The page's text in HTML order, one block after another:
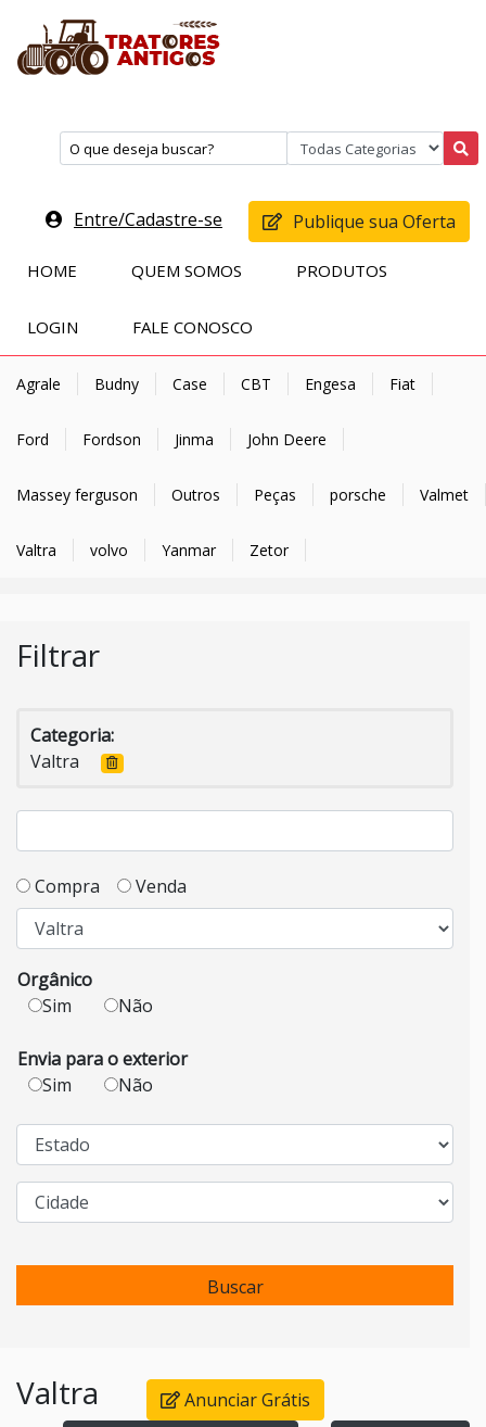
Entre/Cadastre-se Publique sua Oferta
HOME QUEM SOMOS PRODUTOS
LOGIN FALE CONOSCO
Agrale Budny Case CBT Engesa Fiat
Ford Fordson Jinma John Deere
Massey ferguson Outros Peças porsche Valmet
Valtra volvo Yanmar Zetor
Filtrar
Categoria:
Valtra
Compra Venda
Orgânico
Sim
Não
Envia para o exterior
Sim
Não
Buscar
Valtra
Anunciar Grátis